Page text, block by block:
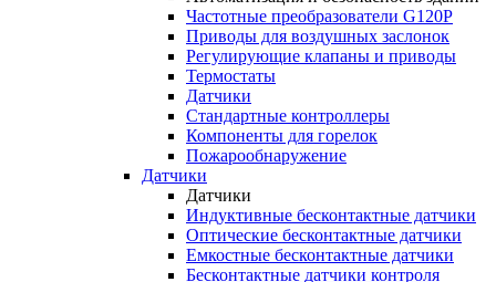
Частотные преобразователи G120P
Приводы для воздушных заслонок
Регулирующие клапаны и приводы
Термостаты
Датчики
Стандартные контроллеры
Компоненты для горелок
Пожарообнаружение
Датчики
Датчики
Индуктивные бесконтактные датчики
Оптические бесконтактные датчики
Емкостные бесконтактные датчики
Бесконтактные датчики контроля